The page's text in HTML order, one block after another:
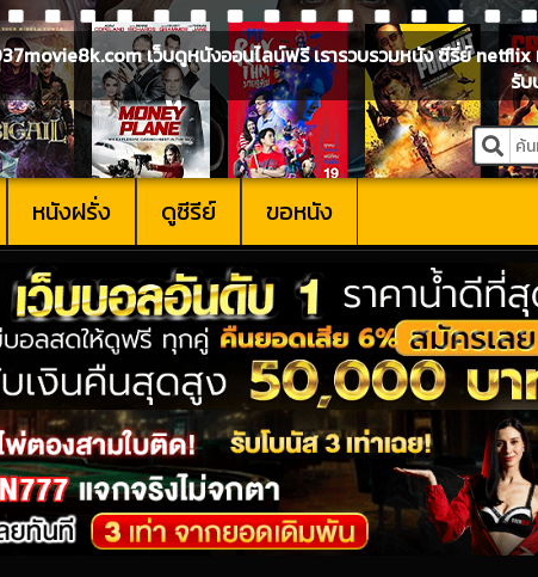
เว็บดูหนังออนไลน์ฟรี เรารวบรวมหนัง ซีรี่ย์
รับ
หนังฝรั่ง ดูซีรีย์ ขอหนัง